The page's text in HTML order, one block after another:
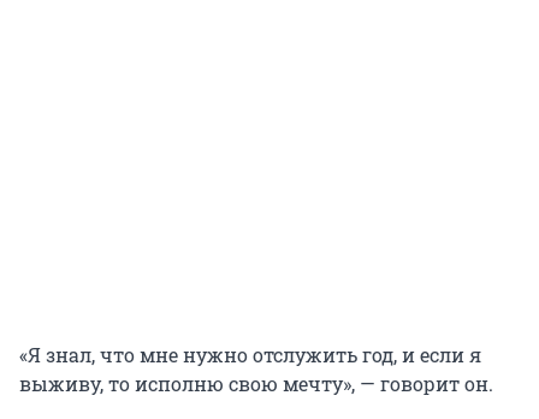
«Я знал, что мне нужно отслужить год, и если я
выживу, то исполню свою мечту», — говорит он.